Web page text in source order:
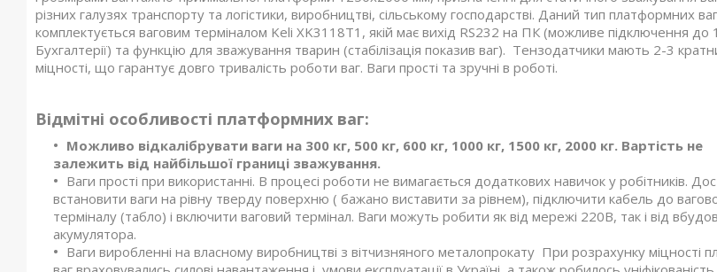
різних галузях транспорту та логістики, виробництві, сільському господарстві. Даний тип платформних ваг
комплектується ваговим терміналом Keli XK3118T1, якій має вихід RS232 на ПК (можливе підключення до
Бухгалтерії) та функцію для зважування тварин (стабілізація показив ваг). Тензодатчики мають 2-3
міцності, що гарантує довго тривалість роботи ваг. Ваги прості та зручні в роботі.
Відмітні особливості платформних ваг:
Можливо відкалібрувати ваги на 300 кг, 500 кг, 600 кг, 1000 кг, 1500 кг, 2000 кг. Вартість не
залежить від найбільшої границі зважування.
Ваги прості при використанні. В процесі роботи не вимагається додаткових навичок у робітників.
встановити ваги на рівну тверду поверхню ( бажано виставити за рівнем), підключити кабель до
терміналу (табло) і включити ваговий термінал. Ваги можуть робити як від мережі 220В, так і від
акумулятора.
Ваги виробленні на власному виробництві з вітчизняного металопрокату При розрахунку міцності